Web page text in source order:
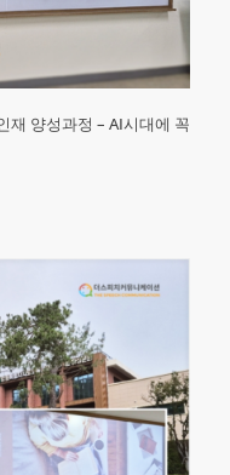
재 양성과정 – AI시대에 꼭